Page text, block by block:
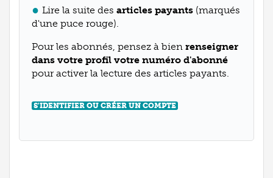
Lire la suite des articles payants (marqués
d'une puce rouge).
Pour les abonnés, pensez à bien renseigner
dans votre profil votre numéro d'abonné
pour activer la lecture des articles payants.
S'IDENTIFIER OU CRÉER UN COMPTE